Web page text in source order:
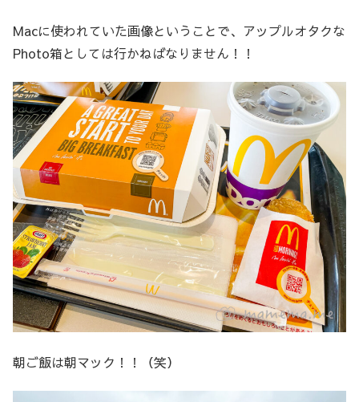
Macに使われていた画像ということで、アップルオタクな
Photo箱としては行かねばなりません！！
朝ご飯は朝マック！！（笑）